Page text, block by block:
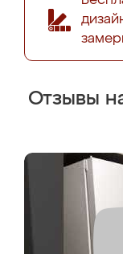
Отзывы